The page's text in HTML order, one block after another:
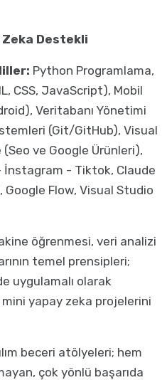
Zeka Destekli
Python Programlama,
CSS, JavaScript), Mobil
Veritabanı Yönetimi
(Git/GitHub), Visual
ve Google Ürünleri),
İnstagram - Tiktok, Claude
Google Flow, Visual Studio
öğrenmesi, veri analizi
temel prensipleri;
uygulamalı olarak
yapay zeka projelerini
beceri atölyeleri; hem
çok yönlü başarıda